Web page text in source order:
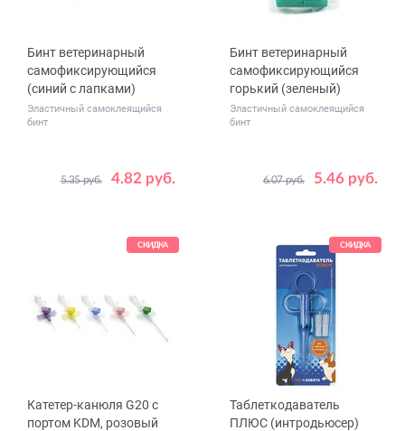
Бинт ветеринарный
самофиксирующийся
(синий с лапками)
Эластичный самоклеящийся
бинт
4.82 руб.
5.35 руб.
Размер
2.5 см x 4.5 м
7.5 см x 4.5 м
Бинт ветеринарный
самофиксирующийся
горький (зеленый)
Эластичный самоклеящийся
бинт
5.46 руб.
6.07 руб.
Размер
5 см x 4.5 м
10 см x 4.5 м
СКИДКА
Катетер-канюля G20 с
портом KDM, розовый
СКИДКА
Таблеткодаватель
ПЛЮС (интродьюсер)